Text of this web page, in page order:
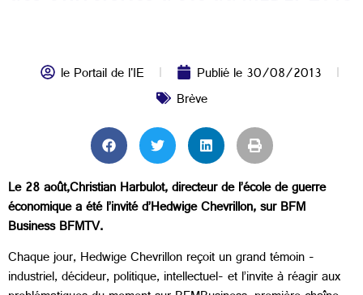
le Portail de l'IE Publié le30/08/2013
Brève
Le 28 août,Christian Harbulot, directeur de l’école de guerre
économique a été l’invité d’Hedwige Chevrillon, sur BFM
Business BFMTV.
Chaque jour, Hedwige Chevrillon reçoit un grand témoin -
industriel, décideur, politique, intellectuel- et l’invite à réagir aux